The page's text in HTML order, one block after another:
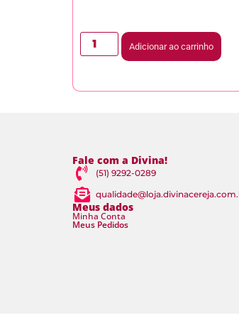
Adicionar ao carrinho
Fale com a Divina!
(51) 9292-0289
Meus dados
Minha Conta
Meus Pedidos